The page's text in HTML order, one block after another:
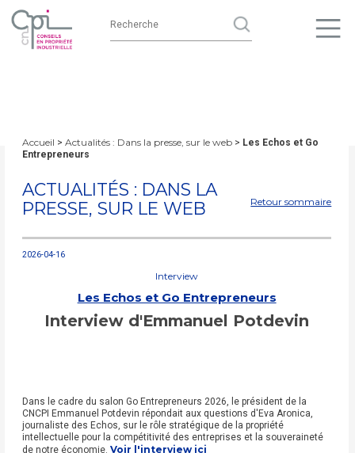
Accueil > Actualités : Dans la presse, sur le web> Les Echos et Go
Entrepreneurs
ACTUALITÉS : DANS LA
PRESSE, SUR LE WEB
Retour sommaire
2026-04-16
Interview
Les Echos et Go Entrepreneurs
Interview d'Emmanuel Potdevin
Dans le cadre du salon Go Entrepreneurs 2026, le président de la
CNCPI Emmanuel Potdevin répondait aux questions d'Eva Aronica,
journaliste des Echos, sur le rôle stratégique de la propriété
intellectuelle pour la compétitivité des entreprises et la souveraineté
de notre économie. Voir l'interview ici